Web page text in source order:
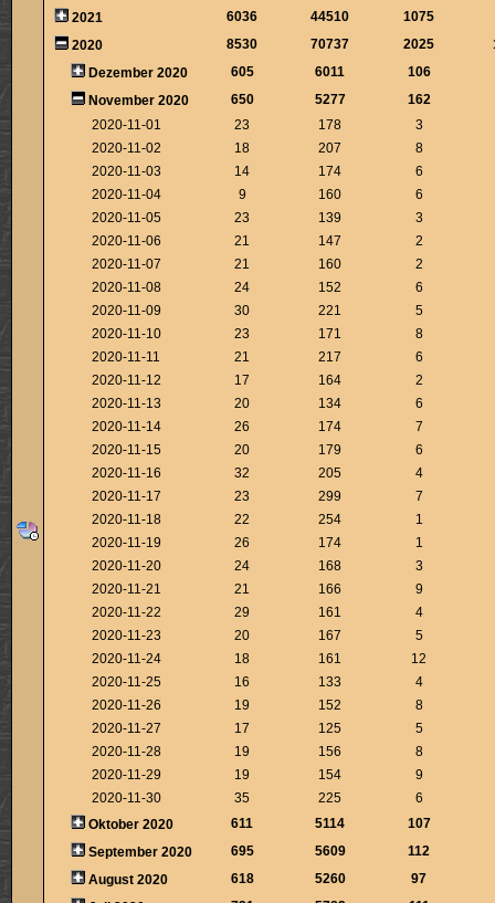
2021 6036 44510
1075
2020
8530 70737 2025
Dezember 2020
605 6011
106
November 2020
650 5277
162
2020-11-01
23 178
3
2020-11-02
18 207
8
2020-11-03
14 174
6
2020-11-04
9 160
6
2020-11-05
23 139
3
2020-11-06
21 147
2
2020-11-07
21 160
2
2020-11-08
24 152
6
2020-11-09
30 221
5
2020-11-10
23 171
8
2020-11-11
21 217
6
2020-11-12
17 164
2
2020-11-13
20 134
6
2020-11-14
26 174
7
2020-11-15
20 179
6
2020-11-16
32 205
4
2020-11-17
23 299
7
2020-11-18
22 254
1
2020-11-19
26 174
1
2020-11-20
24 168
3
2020-11-21
21 166
9
2020-11-22
29 161
4
2020-11-23
20 167
5
2020-11-24
18 161
12
2020-11-25
16 133
4
2020-11-26
19 152
8
2020-11-27
17 125
5
2020-11-28
19 156
8
2020-11-29
19 154
9
2020-11-30
35 225
6
Oktober 2020
611 5114
107
September 2020
695 5609
112
August 2020
618 5260
97